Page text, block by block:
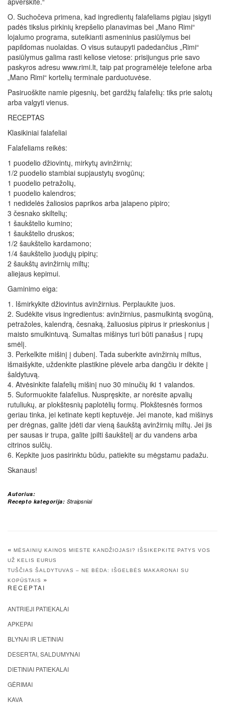
O. Suchočeva primena, kad ingredientų falafeliams pigiau įsigyti
padės tikslus pirkinių krepšelio planavimas bei „Mano Rimi“
lojalumo programa, suteikianti asmeninius pasiūlymus bei
papildomas nuolaidas. O visus sutaupyti padedančius „Rimi“
pasiūlymus galima rasti keliose vietose: prisijungus prie savo
paskyros adresu www.rimi.lt, taip pat programėlėje telefone arba
„Mano Rimi“ kortelių terminale parduotuvėse.
Pasiruoškite namie pigesnių, bet gardžių falafelių: tiks prie salotų
arba valgyti vienus.
RECEPTAS
Klasikiniai falafeliai
Falafeliams reikės:
1 puodelio džiovintų, mirkytų avinžirnių;
1/2 puodelio stambiai supjaustytų svogūnų;
1 puodelio petražolių,
1 puodelio kalendros;
1 nedidelės žaliosios paprikos arba jalapeno pipiro;
3 česnako skiltelių;
1 šaukštelio kumino;
1 šaukštelio druskos;
1/2 šaukštelio kardamono;
1/4 šaukštelio juodųjų pipirų;
2 šaukštų avinžirnių miltų;
aliejaus kepimui.
Gaminimo eiga:
1. Išmirkykite džiovintus avinžirnius. Perplaukite juos.
2. Sudėkite visus ingredientus: avinžirnius, pasmulkintą svogūną,
petražoles, kalendrą, česnaką, žaliuosius pipirus ir prieskonius į
maisto smulkintuvą. Sumaltas mišinys turi būti panašus į rupų
smėlį.
3. Perkelkite mišinį į dubenį. Tada suberkite avinžirnių miltus,
išmaišykite, uždenkite plastikine plėvele arba dangčiu ir dėkite į
šaldytuvą.
4. Atvėsinkite falafelių mišinį nuo 30 minučių iki 1 valandos.
5. Suformuokite falafelius. Nuspręskite, ar norėsite apvalių
rutuliukų, ar plokštesnių paplotėlių formų. Plokštesnės formos
geriau tinka, jei ketinate kepti keptuvėje. Jei manote, kad mišinys
per drėgnas, galite įdėti dar vieną šaukštą avinžirnių miltų. Jei jis
per sausas ir trupa, galite įpilti šaukštelį ar du vandens arba
citrinos sulčių.
6. Kepkite juos pasirinktu būdu, patiekite su mėgstamu padažu.
Skanaus!
Autorius:
Recepto kategorija: Straipsniai
« MĖSAINIŲ KAINOS MIESTE KANDŽIOJASI? IŠSIKEPKITE PATYS VOS
UŽ KELIS EURUS
TUŠČIAS ŠALDYTUVAS – NE BĖDA: IŠGELBĖS MAKARONAI SU
KOPŪSTAIS
»
RECEPTAI
ANTRIEJI PATIEKALAI
APKEPAI
BLYNAI IR LIETINIAI
DESERTAI, SALDUMYNAI
DIETINIAI PATIEKALAI
GĖRIMAI
KAVA